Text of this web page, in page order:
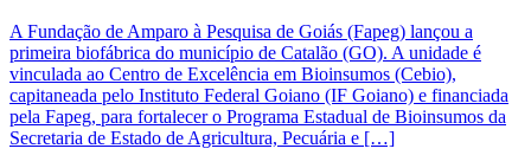
A Fundação de Amparo à Pesquisa de Goiás (Fapeg) lançou a
primeira biofábrica do município de Catalão (GO). A unidade é
vinculada ao Centro de Excelência em Bioinsumos (Cebio),
capitaneada pelo Instituto Federal Goiano (IF Goiano) e financiada
pela Fapeg, para fortalecer o Programa Estadual de Bioinsumos da
Secretaria de Estado de Agricultura, Pecuária e […]